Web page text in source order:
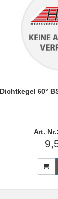
Dichtkegel 60°
Art.